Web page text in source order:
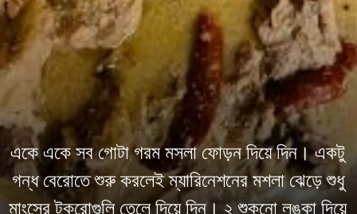
একে একে সব গোটা গরম মসলা ফোড়ন দিয়ে দিন। একটু
গন্ধ বেরোতে শুরু করলেই ম্যারিনেশনের মশলা ঝেড়ে শুধু
মাংসের টুকরোগুলি তেলে দিয়ে দিন। ২ শুকনো লঙ্কা দিয়ে